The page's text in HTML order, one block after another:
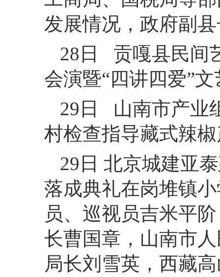
发展情况，政府副
28日 贡嘎县民间
会演暨“四讲四爱”
29日 山南市产业
村检查指导藏式辣
29日 北京城建亚
落成典礼在岗堆镇
员、巡视员吉米平
长曹国章，山南市
局长刘雪英，西藏